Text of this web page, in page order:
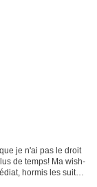
je n'ai pas le droit
de temps! Ma wish-
hormis les suites